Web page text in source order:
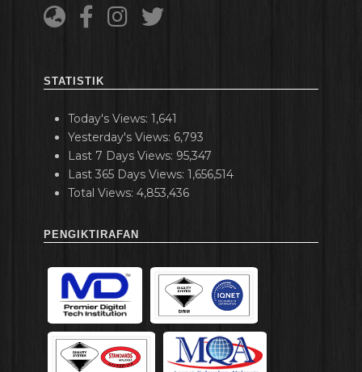
STATISTIK
Today's Views: 1,641
Yesterday's Views: 6,793
Last 7 Days Views: 95,347
Last 365 Days Views: 1,656,514
Total Views: 4,853,436
PENGIKTIRAFAN